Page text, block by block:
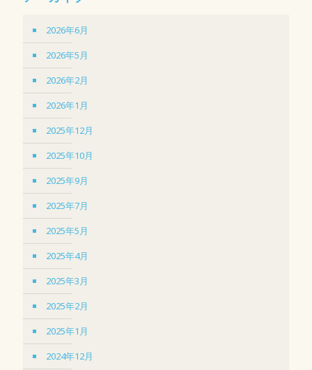
2026年6月
2026年5月
2026年2月
2026年1月
2025年12月
2025年10月
2025年9月
2025年7月
2025年5月
2025年4月
2025年3月
2025年2月
2025年1月
2024年12月